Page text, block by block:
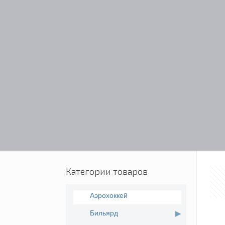
Категории товаров
Аэрохоккей
Бильярд